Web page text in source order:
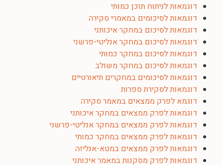
דוגמאות לניתוח תוכן כמותי
דוגמאות לסיכומים במאמרי סקירה
דוגמאות לסיכום במחקר איכותני
דוגמאות לסיכום במחקר אנליטי-פרשני
דוגמאות לסיכום במחקר כמותי
דוגמאות לסיכום במחקר משולב
דוגמאות לסיכומים במחקרים תיאורטיים
דוגמאות לסקירת ספרות
דוגמא לפרק ממצאים במאמר סקירה
דוגמאות לפרק ממצאים במחקר איכותני
דוגמאות לפרק ממצאים במחקר אנליטי-פרשני
דוגמאות לפרק ממצאים במחקר כמותי
דוגמאות לפרק ממצאים במטא-אנליזה
דוגמאות לפרק מסקנות במאמר איכותני